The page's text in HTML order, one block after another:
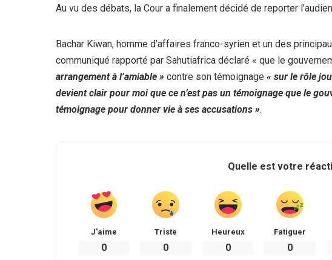
Au vu des débats, la Cour a finalement décidé de reporter
Bachar Kiwan, homme d’affaires franco-syrien et un des
communiqué rapporté par Sahutiafrica déclaré « que le
arrangement à l’amiable » contre son témoignage « sur le rôle
devient clair pour moi que ce n’est pas un témoignage que le
témoignage pour donner vie à ses accusations ».
Quelle est votre
J'aime
0
Triste
0
Heureux
0
Fatiguer
0